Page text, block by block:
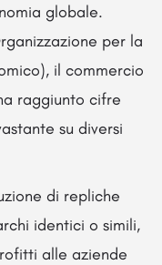
globale.
per la
il commercio
raggiunto cifre
su diversi
di repliche
identici o simili,
alle aziende